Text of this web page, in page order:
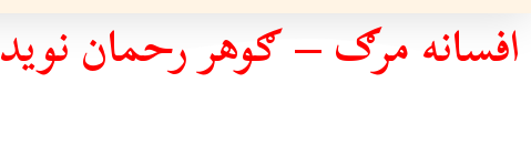
افسانه مرګ – ګوهر رحمان نوید